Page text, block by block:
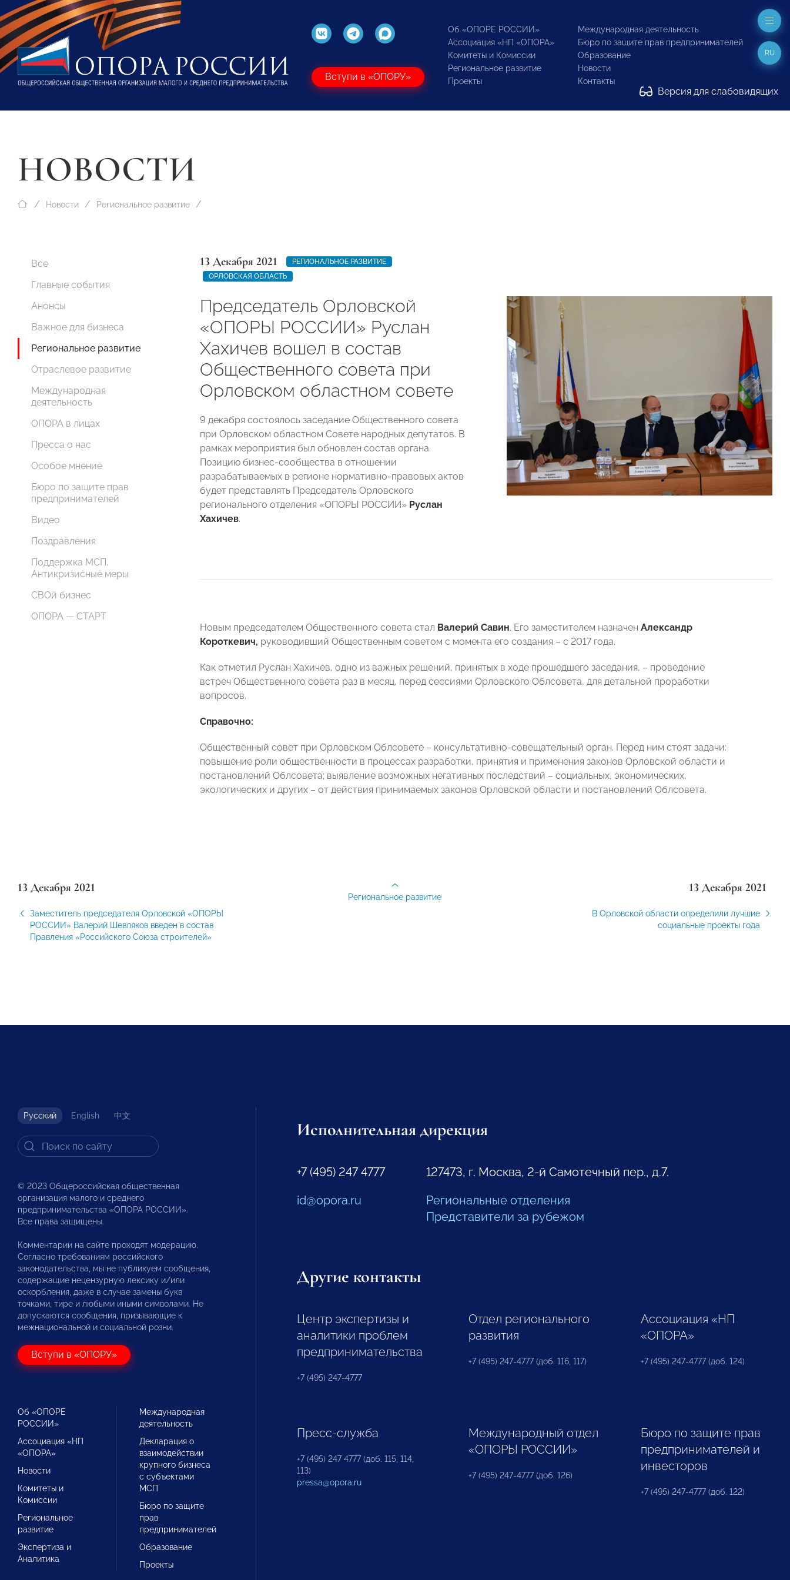
Вступи в «ОПОРУ»
Об «ОПОРЕ РОССИИ»
Ассоциация «НП «ОПОРА»
Комитеты и Комиссии
Региональное развитие
Проекты
Международная деятельность
Бюро по защите прав предпринимателей
Образование
Новости
Контакты
Версия для слабовидящих
RU
НОВОСТИ
Новости Региональное развитие
Все
Главные события
Анонсы
Важное для бизнеса
Региональное развитие
Отраслевое развитие
Международная
деятельность
ОПОРА в лицах
Пресса о нас
Особое мнение
Бюро по защите прав
предпринимателей
Видео
Поздравления
Поддержка МСП.
Антикризисные меры
СВОй бизнес
ОПОРА — СТАРТ
13 Декабря 2021
РЕГИОНАЛЬНОЕ РАЗВИТИЕ
ОРЛОВСКАЯ ОБЛАСТЬ
Председатель Орловской
«ОПОРЫ РОССИИ» Руслан
Хахичев вошел в состав
Общественного совета при
Орловском областном совете
9 декабря состоялось заседание Общественного совета
при Орловском областном Совете народных депутатов. В
рамках мероприятия был обновлен состав органа.
Позицию бизнес-сообщества в отношении
разрабатываемых в регионе нормативно-правовых актов
будет представлять Председатель Орловского
регионального отделения «ОПОРЫ РОССИИ» Руслан
Хахичев.
Новым председателем Общественного совета стал Валерий Савин. Его заместителем назначен Александр
Короткевич, руководивший Общественным советом с момента его создания – с 2017 года.
Как отметил Руслан Хахичев, одно из важных решений, принятых в ходе прошедшего заседания, – проведение
встреч Общественного совета раз в месяц, перед сессиями Орловского Облсовета, для детальной проработки
вопросов.
Справочно:
Общественный совет при Орловском Облсовете – консультативно-совещательный орган. Перед ним стоят задачи:
повышение роли общественности в процессах разработки, принятия и применения законов Орловской области и
постановлений Облсовета; выявление возможных негативных последствий – социальных, экономических,
экологических и других – от действия принимаемых законов Орловской области и постановлений Облсовета.
13 Декабря 2021
Заместитель председателя Орловской «ОПОРЫ
РОССИИ» Валерий Шевляков введен в состав
Правления «Российского Союза строителей»
13 Декабря 2021
В Орловской области определили лучшие
социальные проекты года
Региональное развитие
Русский English 中文
© 2023 Общероссийская общественная
организация малого и среднего
предпринимательства «ОПОРА РОССИИ».
Все права защищены.
Комментарии на сайте проходят модерацию.
Согласно требованиям российского
законодательства, мы не публикуем сообщения,
содержащие нецензурную лексику и/или
оскорбления, даже в случае замены букв
точками, тире и любыми иными символами. Не
допускаются сообщения, призывающие к
межнациональной и социальной розни.
Вступи в «ОПОРУ»
Об «ОПОРЕ
РОССИИ»
Ассоциация «НП
«ОПОРА»
Новости
Комитеты и
Комиссии
Региональное
развитие
Экспертиза и
Аналитика
Международная
деятельность
Декларация о
взаимодействии
крупного бизнеса
с субъектами
МСП
Бюро по защите
прав
предпринимателей
Образование
Проекты
Исполнительная дирекция
+7 (495) 247 4777
id@opora.ru
127473, г. Москва, 2-й Самотечный пер., д.7.
Региональные отделения
Представители за рубежом
Другие контакты
Центр экспертизы и
аналитики проблем
предпринимательства
+7 (495) 247-4777
Отдел регионального
развития
+7 (495) 247-4777 (доб. 116, 117)
Ассоциация «НП
«ОПОРА»
+7 (495) 247-4777 (доб. 124)
Пресс-служба
+7 (495) 247 4777 (доб. 115, 114,
113)
pressa@opora.ru
Международный отдел
«ОПОРЫ РОССИИ»
+7 (495) 247-4777 (доб. 126)
Бюро по защите прав
предпринимателей и
инвесторов
+7 (495) 247-4777 (доб. 122)